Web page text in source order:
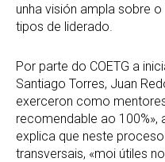
unha visión ampla sobre
tipos de liderado.
Por parte do COETG a
Santiago Torres, Juan
exerceron como
recomendable ao 100%»,
explica que neste
transversais, «moi útiles